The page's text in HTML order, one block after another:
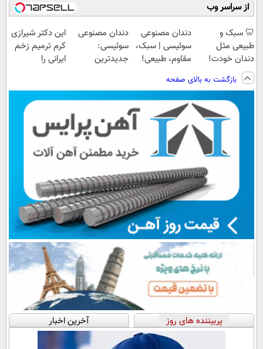
از سراسر وب
🦷 سبک و
طبیعی مثل
دندان خودت!
نصب آسان و
پرداخت اقساطی
💳 📍 تهران
دندان مصنوعی
سوئیسی | سبک،
مقاوم، طبیعی!
رایگان+پرداخت
اقساطی😍
دندان مصنوعی
سوئیسی:
جدیدترین
پرداخت قسطی
این دکتر شیرازی
کرم ترمیم زخم
ایرانی را
بازگشت به بالای صفحه
پربیننده های روز آخرین اخبار